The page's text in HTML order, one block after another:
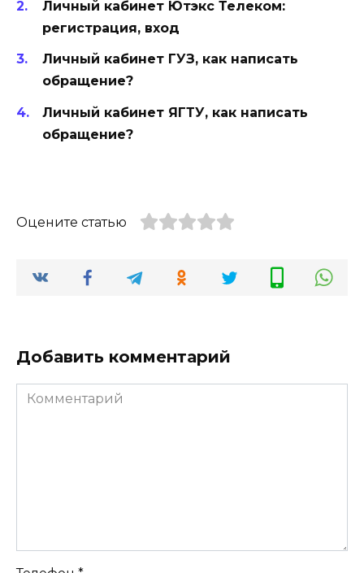
Личный кабинет Ютэкс Телеком:
регистрация, вход
Личный кабинет ГУЗ, как написать
обращение?
Личный кабинет ЯГТУ, как написать
обращение?
Оцените статью
Добавить комментарий
Комментарий